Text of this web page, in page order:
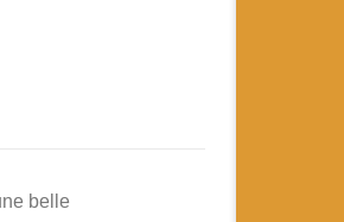
Español
belle